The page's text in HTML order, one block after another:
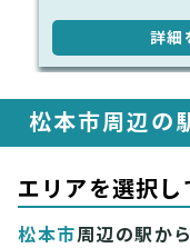
詳細
松本市周辺の
エリアを選択し
松本市周辺の駅か